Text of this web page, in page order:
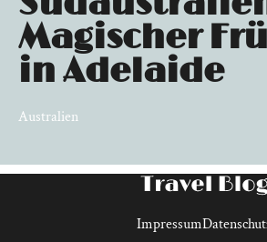
Australien
Magischer
in Adelaide
Impressum